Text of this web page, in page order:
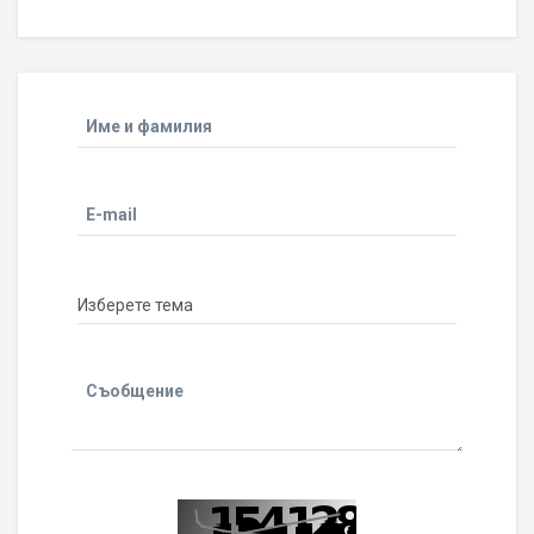
Име и фамилия
E-mail
Съобщение